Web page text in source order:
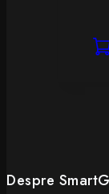
Despre